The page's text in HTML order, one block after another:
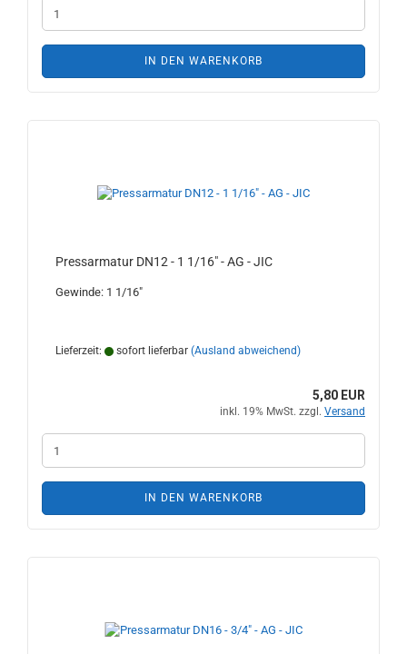
IN DEN WARENKORB
Pressarmatur DN12 - 1 1/16" - AG - JIC
Gewinde: 1 1/16"
Lieferzeit: sofort lieferbar (Ausland abweichend)
5,80 EUR
inkl. 19% MwSt. zzgl. Versand
IN DEN WARENKORB